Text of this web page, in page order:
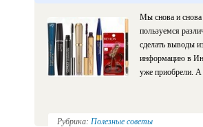
Мы снова и снова
пользуемся
сделать выводы
информацию в
уже приобрели.
Рубрика: Полезные советы